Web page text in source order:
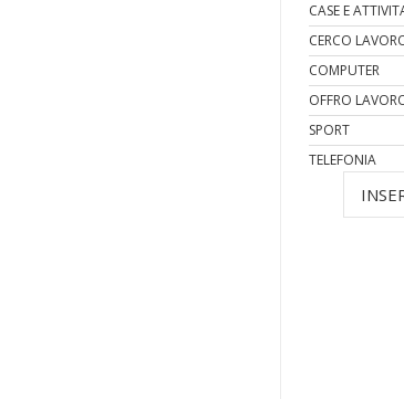
CASE E
CERCO
COMPUTER
OFFRO
SPORT
TELEFONIA